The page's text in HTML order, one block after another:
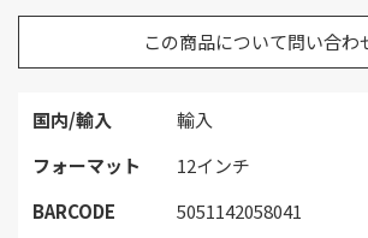
国内/輸入
輸入
フォーマット
12インチ
BARCODE
5051142058041
この商品について問い合わ